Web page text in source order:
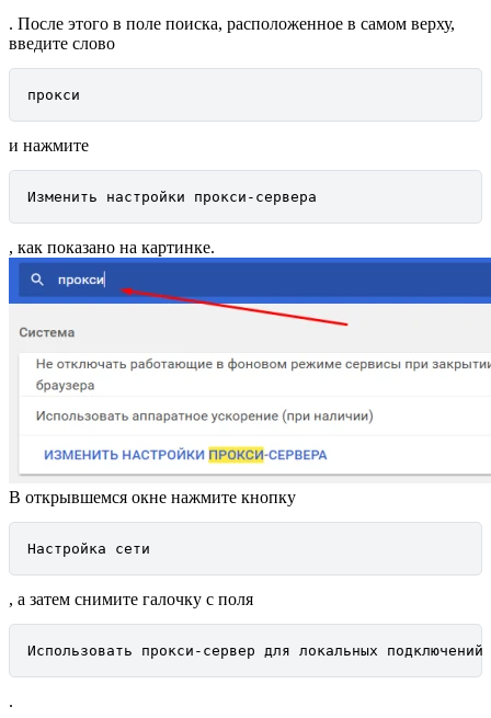
. После этого в поле поиска, расположенное в самом верху,
введите слово
прокси
и нажмите
Изменить настройки прокси-сервера
, как показано на картинке.
В открывшемся окне нажмите кнопку
Настройка сети
, а затем снимите галочку с поля
Использовать прокси-сервер для локальных подключений
.